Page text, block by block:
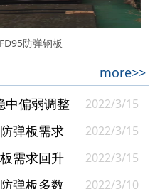
FD95防弹钢板
more>>
中偏弱调整
2022/3/15
弹板需求
2022/3/15
需求回升
2022/3/15
弹板多数 2022/3/10